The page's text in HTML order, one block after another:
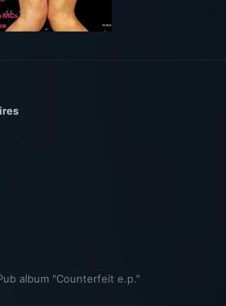
album "Counterfeit e.p."